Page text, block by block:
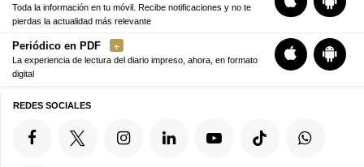
Toda la información en tu móvil. Recibe notificaciones y no te
pierdas la actualidad más relevante
Periódico en PDF
La experiencia de lectura del diario impreso, ahora, en formato
digital
REDES SOCIALES